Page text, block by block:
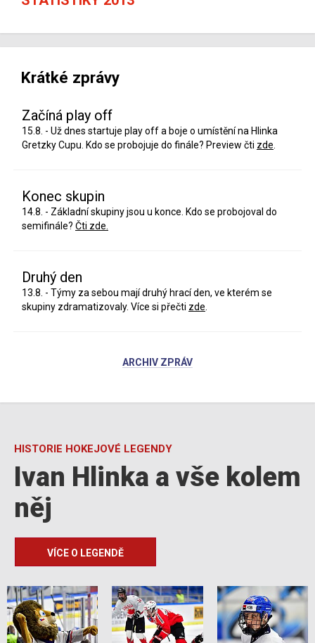
Krátké zprávy
Začíná play off
15.8. - Už dnes startuje play off a boje o umístění na Hlinka
Gretzky Cupu. Kdo se probojuje do finále? Preview čti zde
Konec skupin
14.8. - Základní skupiny jsou u konce. Kdo se probojoval do
semifinále? Čti zde.
Druhý den
13.8. - Týmy za sebou mají druhý hrací den, ve kterém se
skupiny zdramatizovaly. Více si přečti zde
ARCHIV ZPRÁV
HISTORIE HOKEJOVÉ LEGENDY
Ivan Hlinka a vše kolem
něj
VÍCE O LEGENDĚ